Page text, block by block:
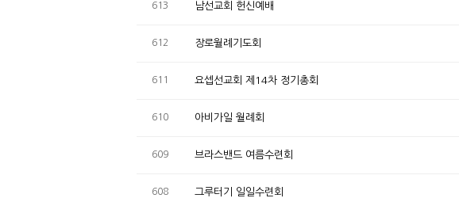
613 남선교회 헌신예배
612 장로월례기도회
611 요셉선교회 제14차 정기총회
610 아비가일 월례회
609 브라스밴드 여름수련회
608 그루터기 일일수련회